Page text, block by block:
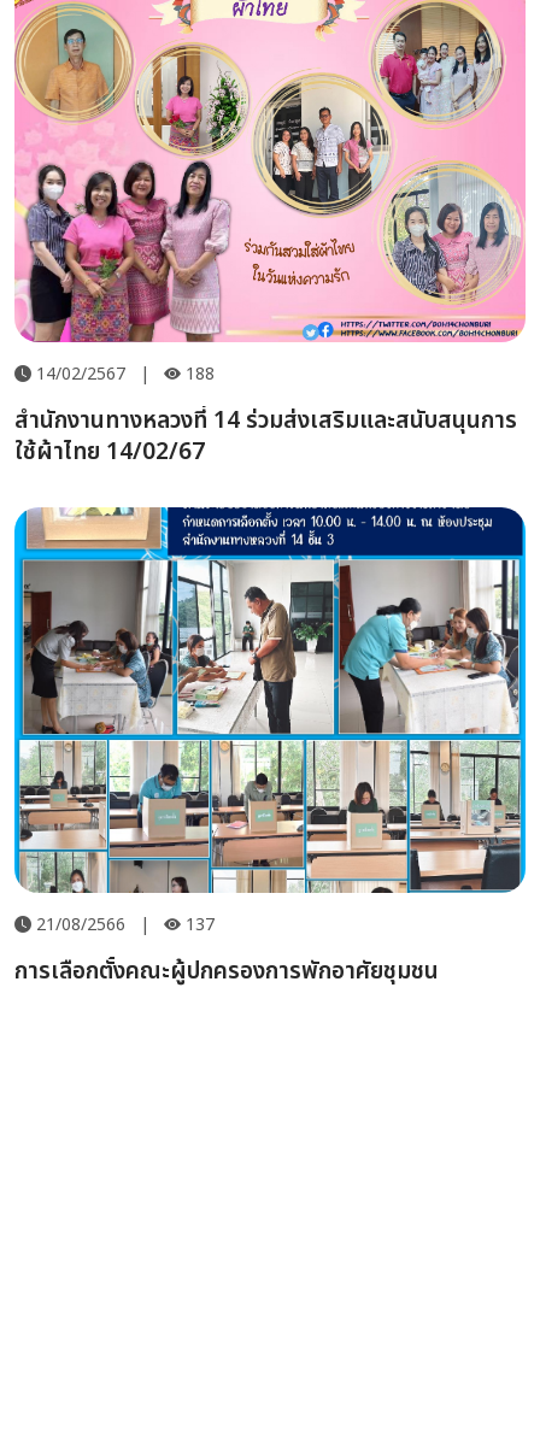
14/02/2567 | 188
สำนักงานทางหลวงที่ 14 ร่วมส่งเสริมและสนับสนุนการ
ใช้ผ้าไทย 14/02/67
21/08/2566 | 137
การเลือกตั้งคณะผู้ปกครองการพักอาศัยชุมชน